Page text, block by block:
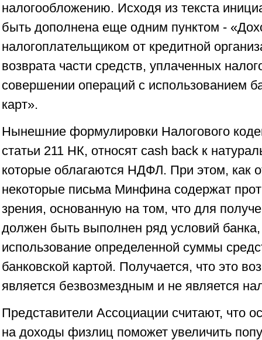
налогообложению. Исходя из текста
быть дополнена еще одним пунктом -
налогоплательщиком от кредитной
возврата части средств, уплаченных
совершении операций с использованием
карт».
Нынешние формулировки Налогового
статьи 211 НК, относят cash back к
которые облагаются НДФЛ. При этом, как
некоторые письма Минфина содержат
зрения, основанную на том, что для
должен быть выполнен ряд условий
использование определенной суммы
банковской картой. Получается, что это
является безвозмездным и не является
Представители Ассоциации считают, что
на доходы физлиц поможет увеличить